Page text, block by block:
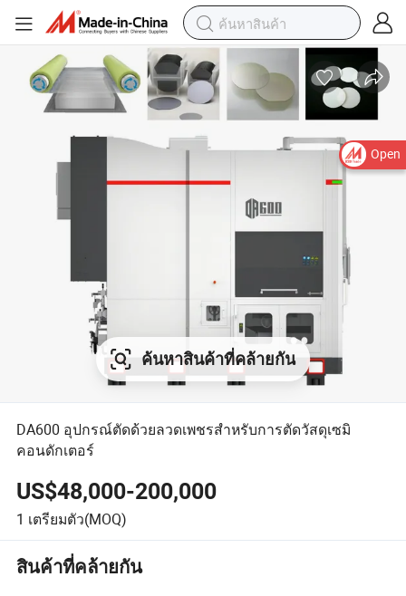
Open
ค้นหาสินค้าที่คล้ายกัน
DA600 อุปกรณ์ตัดด้วยลวดเพชรสำหรับการตัดวัสดุเซมิ
คอนดักเตอร์
US$48,000-200,000
1 เตรียมตัว(MOQ)
สินค้าที่คล้ายกัน